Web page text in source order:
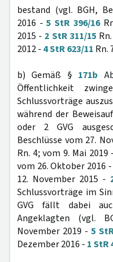
bestand (vgl. BGH,
2016 -5 StR 396/16
2015 - 2 StR 311/15
2012 -4 StR 623/11 Rn.
b) Gemäß § 171b
Öffentlichkeit
Schlussvorträge
während der
oder 2 GVG
Beschlüsse vom 27.
Rn. 4; vom 9. Mai 2019 -
vom 26. Oktober 2016 -
12. November 2015 -
Schlussvorträge im
GVG fällt dabei
Angeklagten (vgl.
November 2019 - 5
Dezember 2016 - 1 StR